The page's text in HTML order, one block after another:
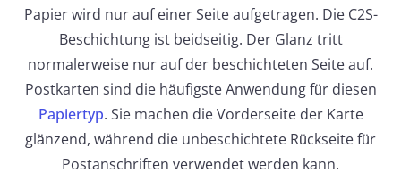
Papier wird nur auf einer Seite aufgetragen. Die C2S-
Beschichtung ist beidseitig. Der Glanz tritt
normalerweise nur auf der beschichteten Seite auf.
Postkarten sind die häufigste Anwendung für diesen
Papiertyp. Sie machen die Vorderseite der Karte
glänzend, während die unbeschichtete Rückseite für
Postanschriften verwendet werden kann.